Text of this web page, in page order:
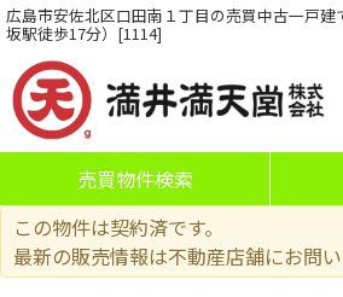
広島市安佐北区口田南１丁目の売買中古一戸建
坂駅徒歩17分）[1114]
売買物件検索
この物件は契約済です。
最新の販売情報は不動産店舗にお問い